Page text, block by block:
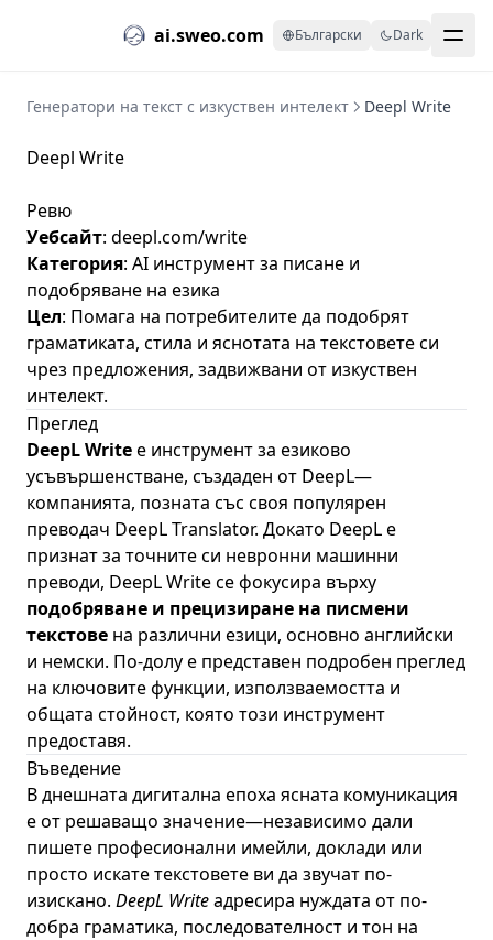
ai.sweo.com Български Dark
Генератори на текст с изкуствен интелект Deepl Write
Deepl Write
Ревю
Уебсайт: deepl.com/write
Категория: AI инструмент за писане и
подобряване на езика
Цел: Помага на потребителите да подобрят
граматиката, стила и яснотата на текстовете си
чрез предложения, задвижвани от изкуствен
интелект.
Преглед
DeepL Writeе инструмент за езиково
усъвършенстване, създаден от DeepL—
компанията, позната със своя популярен
преводач DeepL Translator. Докато DeepL е
признат за точните си невронни машинни
преводи, DeepL Write се фокусира върху
подобряване и прецизиране на писмени
текстове на различни езици, основно английски
и немски. По-долу е представен подробен преглед
на ключовите функции, използваемостта и
общата стойност, която този инструмент
предоставя.
Въведение
В днешната дигитална епоха ясната комуникация
е от решаващо значение—независимо дали
пишете професионални имейли, доклади или
просто искате текстовете ви да звучат по-
изискано. DeepL Writeадресира нуждата от по-
добра граматика, последователност и тон на